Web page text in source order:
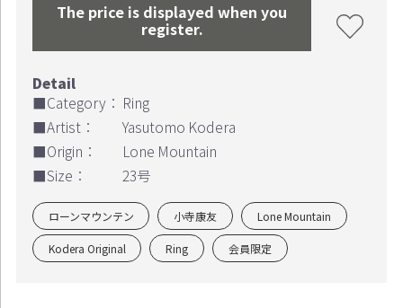
The price is displayed when you
register.
■Category： Ring
■Artist：
Yasutomo Kodera
■Origin：
Lone Mountain
■Size：
23号
ローンマウンテン 小寺康友 Lone Mountain
Kodera Original Ring 会員限定